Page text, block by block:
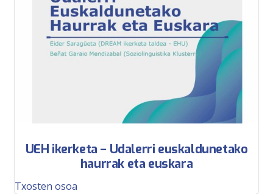
UEH ikerketa – Udalerri euskaldunetako
haurrak eta euskara
Txosten osoa